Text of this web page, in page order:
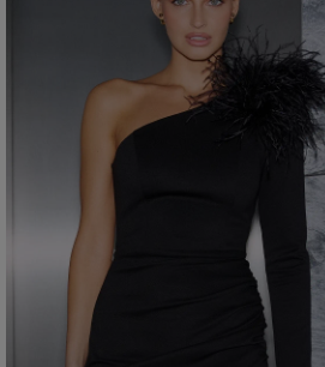
ZOBACZ WSZYSTKIE